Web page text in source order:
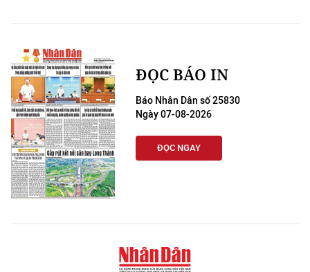
ĐỌC BÁO IN
Báo Nhân Dân số 25830
Ngày 07-08-2026
ĐỌC NGAY